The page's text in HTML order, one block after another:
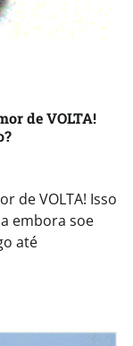
de VOLTA!
de VOLTA! Isso
embora soe
até